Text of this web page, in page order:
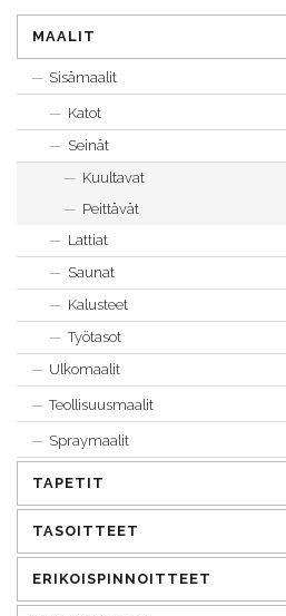
MAALIT
Sisämaalit
Katot
Seinät
Kuultavat
Peittävät
Lattiat
Saunat
Kalusteet
Työtasot
Ulkomaalit
Teollisuusmaalit
Spraymaalit
TAPETIT
TASOITTEET
ERIKOISPINNOITTEET